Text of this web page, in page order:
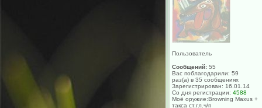
Пользователь
Сообщений: 55
Вас поблагодарили: 59
раз(а) в 35 сообщениях
Зарегистрирован: 16.01.14
Со дня регистрации: 4588
Моё оружие:Browning Maxus +
такса ст.гл.ч/п